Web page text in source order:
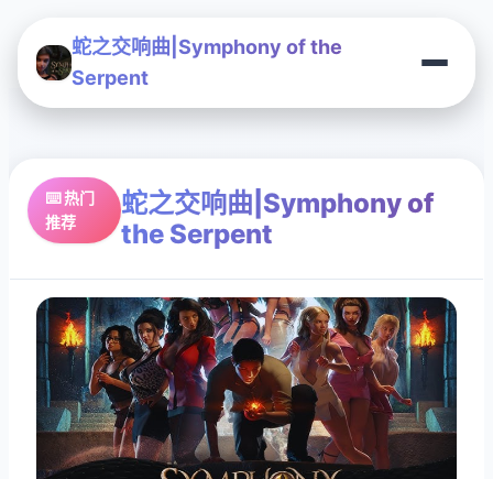
蛇之交响曲|Symphony of the
Serpent
⌨️ 热门
推荐
蛇之交响曲|Symphony of
the Serpent